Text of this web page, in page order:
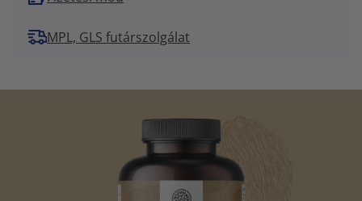
MPL, GLS futárszolgálat